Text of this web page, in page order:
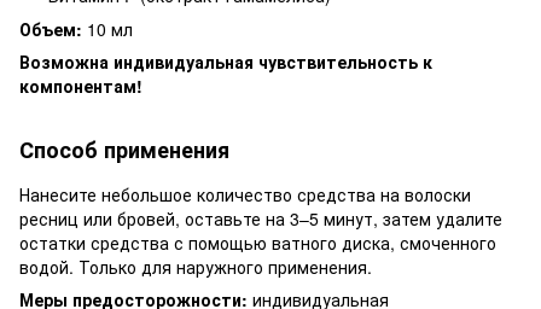
Объем: 10 мл
Возможна индивидуальная чувствительность к
компонентам!
Способ применения
Нанесите небольшое количество средства на волоски
ресниц или бровей, оставьте на 3–5 минут, затем удалите
остатки средства с помощью ватного диска, смоченного
водой. Только для наружного применения.
Меры предосторожности: индивидуальная